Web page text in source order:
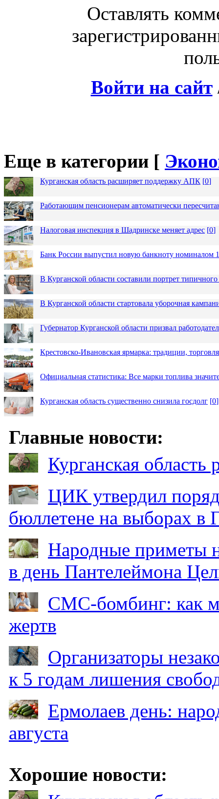
Оставлять
Войти на сайт
Еще в категории [
Курганская область расширяет поддержку АПК [0]
Работающим пенсионерам автоматически
Налоговая инспекция в Шадринске меняет адрес [0]
Банк России выпустил новую банкноту номиналом
В Курганской области составили портрет
В Курганской области стартовала уборочная
Губернатор Курганской области призвал
Крестовско-Ивановская ярмарка: традиции,
Официальная статистика: Все марки топлива
Курганская область существенно снизила госдолг [0]
Главные новости:
Курганская
ЦИК утвердил
бюллетене на выборах в
Народные приметы
в день Пантелеймона
СМС-бомбинг: как
жертв
Организаторы
к 5 годам лишения
Ермолаев день:
августа
Хорошие новости: